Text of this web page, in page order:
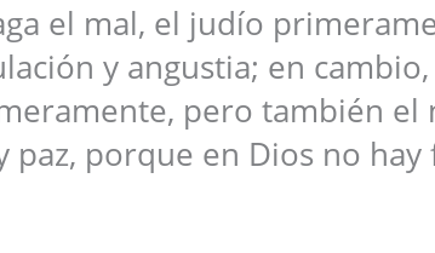
el mal, el judío
y angustia; en
pero también el
paz, porque en Dios no hay